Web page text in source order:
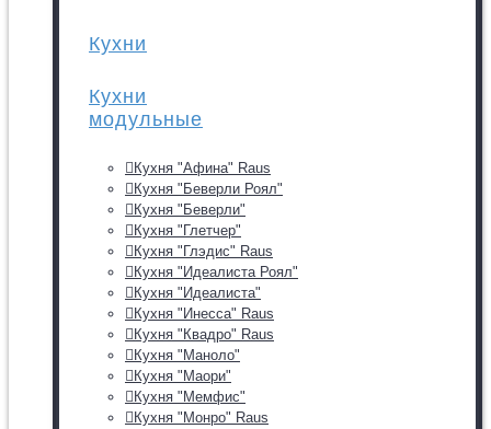
Кухни
Кухни
модульные
Кухня "Афина" Raus
Кухня "Беверли Роял"
Кухня "Беверли"
Кухня "Глетчер"
Кухня "Глэдис" Raus
Кухня "Идеалиста Роял"
Кухня "Идеалиста"
Кухня "Инесса" Raus
Кухня "Квадро" Raus
Кухня "Маноло"
Кухня "Маори"
Кухня "Мемфис"
Кухня "Монро" Raus